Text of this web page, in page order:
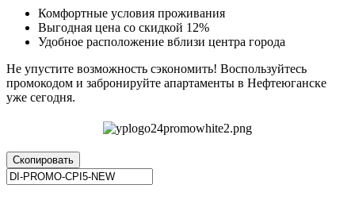
Комфортные условия проживания
Выгодная цена со скидкой 12%
Удобное расположение вблизи центра города
Не упустите возможность сэкономить! Воспользуйтесь
промокодом и забронируйте апартаменты в Нефтеюганске
уже сегодня.
Скопировать